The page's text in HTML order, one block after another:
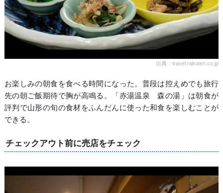
出典：travel.rakuten.co.jp
お楽しみの朝食を食べる時間になった。普段は控えめでも旅行
先の朝ご飯期待で胸が高鳴る。「赤湯温泉 森の湯」は朝食が
評判で山形の旬の食材をふんだんに使った和食を楽しむことが
できる。
チェックアウト前に売店をチェック